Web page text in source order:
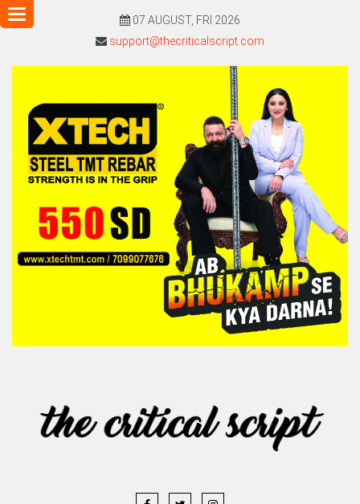
07 AUGUST, FRI 2026
support@thecriticalscript.com
Toggle
navigation